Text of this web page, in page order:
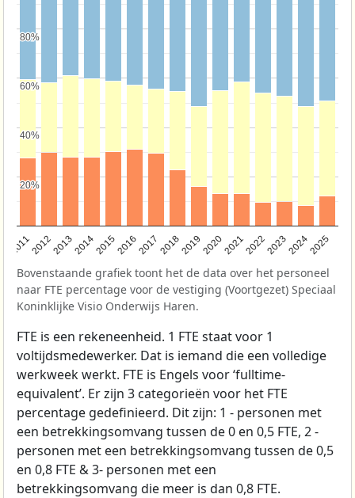
201120122013201420152016201720182019202020212022202320242025
20%
20%
40%
40%
60%
60%
80%
80%
Bovenstaande grafiek toont het de data over het personeel
naar FTE percentage voor de vestiging (Voortgezet) Speciaal
Koninklijke Visio Onderwijs Haren.
FTE is een rekeneenheid. 1 FTE staat voor 1
voltijdsmedewerker. Dat is iemand die een volledige
werkweek werkt. FTE is Engels voor ‘fulltime-
equivalent’. Er zijn 3 categorieën voor het FTE
percentage gedefinieerd. Dit zijn: 1 - personen met
een betrekkingsomvang tussen de 0 en 0,5 FTE, 2 -
personen met een betrekkingsomvang tussen de 0,5
en 0,8 FTE & 3- personen met een
betrekkingsomvang die meer is dan 0,8 FTE.